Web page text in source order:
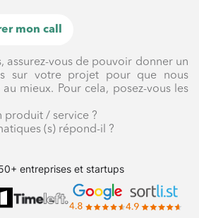
mon call
assurez-vous de pouvoir donner un
sur votre projet pour que nous
mieux. Pour cela, posez-vous les
produit / service ?
(s) répond-il ?
entreprises et startups